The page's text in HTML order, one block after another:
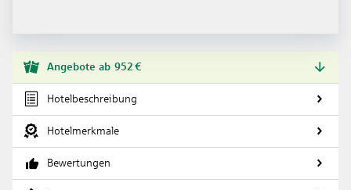
Angebote ab 952 €
Hotelbeschreibung
Hotelmerkmale
Bewertungen